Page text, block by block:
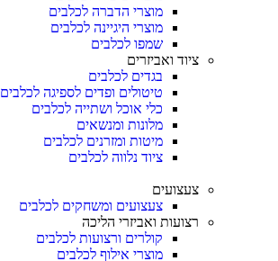
מוצרי הדברה לכלבים
מוצרי היגיינה לכלבים
שמפו לכלבים
ציוד ואביזרים
בגדים לכלבים
טיטולים ופדים לספיגה לכלבים
כלי אוכל ושתייה לכלבים
מלונות ומנשאים
מיטות ומזרנים לכלבים
ציוד נלווה לכלבים
צעצועים
צעצועים ומשחקים לכלבים
רצועות ואביזרי הליכה
קולרים ורצועות לכלבים
מוצרי אילוף לכלבים